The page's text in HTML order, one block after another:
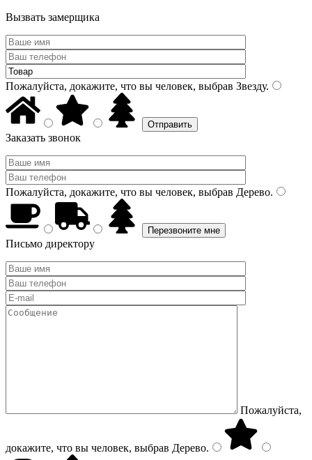
Вызвать замерщика
Пожалуйста, докажите, что вы человек, выбрав Звезду.
Заказать звонок
Пожалуйста, докажите, что вы человек, выбрав Дерево.
Письмо директору
Пожалуйста,
докажите, что вы человек, выбрав Дерево.